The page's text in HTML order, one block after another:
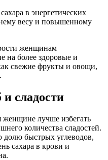
в энергетических
весу и повышенному
женщинам
на более здоровые и
свежие фрукты и овощи,
сладости
женщине лучше избегать
количества сладостей.
быстрых углеводов,
сахара в крови и